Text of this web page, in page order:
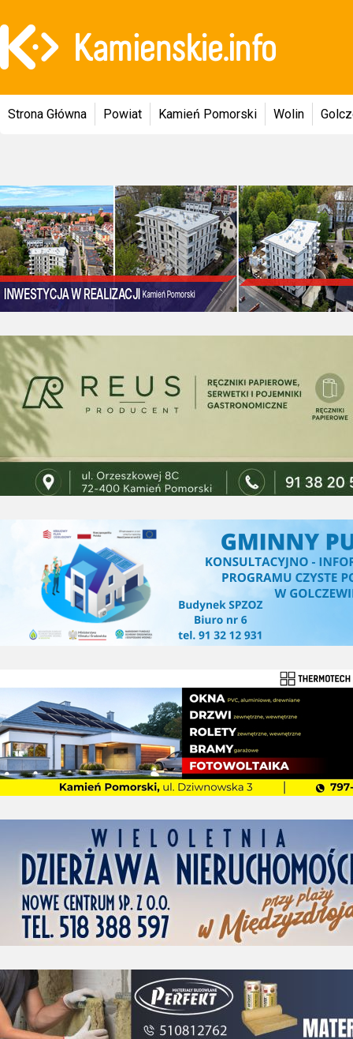
Strona Główna Powiat Kamień Pomorski Wolin